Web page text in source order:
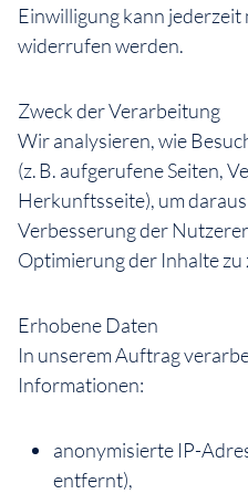
Einwilligung kann
widerrufen werden.
Zweck der Verarbeitung
Wir analysieren, wie
(z. B. aufgerufene Seiten,
Herkunftsseite), um
Verbesserung der
Optimierung der Inhalte zu
Erhobene Daten
In unserem Auftrag
Informationen:
anonymisierte IP-
entfernt),